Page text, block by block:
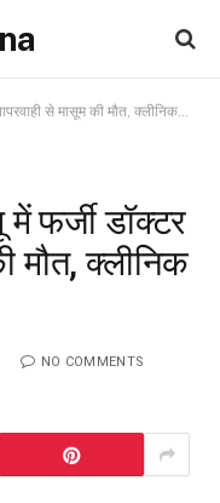
से मासूम की मौत, क्लीनिक सील
फर्जी डॉक्टर
मौत, क्लीनिक
NO COMMENTS